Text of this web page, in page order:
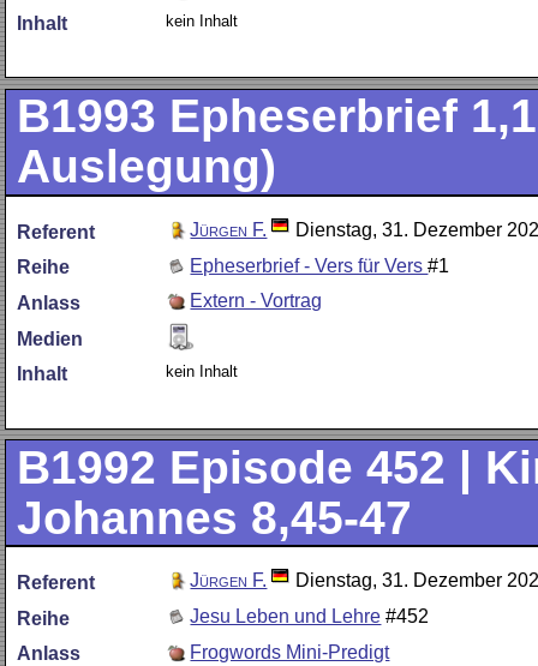
Inhalt
kein Inhalt
B1993 Epheserbrief
Auslegung)
Referent Jürgen F.
Dienstag, 31. Dezember
Reihe
Epheserbrief - Vers für Vers#1
Anlass
Extern - Vortrag
Medien
Inhalt
kein Inhalt
B1992 Episode 452 |
Johannes 8,45-47
Referent Jürgen F.
Dienstag, 31. Dezember
Reihe
Jesu Leben und Lehre #452
Anlass
Frogwords Mini-Predigt